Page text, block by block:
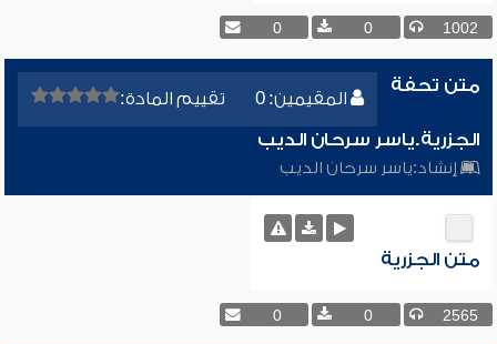
1002
0
0
المقيمين: 0 تقييم المادة:
متن تحفة
الجزرية.ياسر سرحان الديب
إنشاد:ياسر سرحان الديب
متن الجزرية
2565
0
0